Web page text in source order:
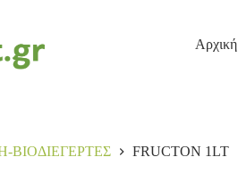
Αρχική
ΒΙΟΔΙΕΓΕΡΤΕΣ FRUCTON 1LT